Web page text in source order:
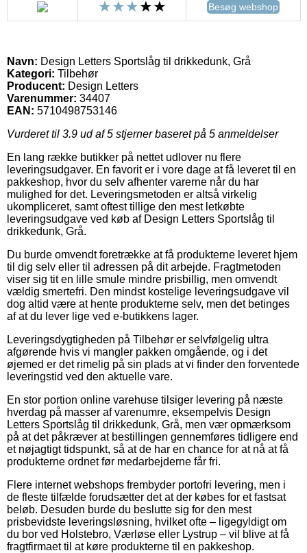
Besøg webshop
Navn: Design Letters Sportslåg til drikkedunk, Grå
Kategori: Tilbehør
Producent: Design Letters
Varenummer: 34407
EAN: 5710498753146
Vurderet til 3.9 ud af 5 stjerner baseret på 5 anmeldelser
En lang række butikker på nettet udlover nu flere
leveringsudgaver. En favorit er i vore dage at få leveret til en
pakkeshop, hvor du selv afhenter varerne når du har
mulighed for det. Leveringsmetoden er altså virkelig
ukompliceret, samt oftest tillige den mest letkøbte
leveringsudgave ved køb af Design Letters Sportslåg til
drikkedunk, Grå.
Du burde omvendt foretrække at få produkterne leveret hjem
til dig selv eller til adressen på dit arbejde. Fragtmetoden
viser sig tit en lille smule mindre prisbillig, men omvendt
vældig smertefri. Den mindst kostelige leveringsudgave vil
dog altid være at hente produkterne selv, men det betinges
af at du lever lige ved e-butikkens lager.
Leveringsdygtigheden på Tilbehør er selvfølgelig ultra
afgørende hvis vi mangler pakken omgående, og i det
øjemed er det rimelig på sin plads at vi finder den forventede
leveringstid ved den aktuelle vare.
En stor portion online varehuse tilsiger levering på næste
hverdag på masser af varenumre, eksempelvis Design
Letters Sportslåg til drikkedunk, Grå, men vær opmærksom
på at det påkræver at bestillingen gennemføres tidligere end
et nøjagtigt tidspunkt, så at de har en chance for at nå at få
produkterne ordnet før medarbejderne får fri.
Flere internet webshops frembyder portofri levering, men i
de fleste tilfælde forudsætter det at der købes for et fastsat
beløb. Desuden burde du beslutte sig for den mest
prisbevidste leveringsløsning, hvilket ofte – ligegyldigt om
du bor ved Holstebro, Værløse eller Lystrup – vil blive at få
fragtfirmaet til at køre produkterne til en pakkeshop.